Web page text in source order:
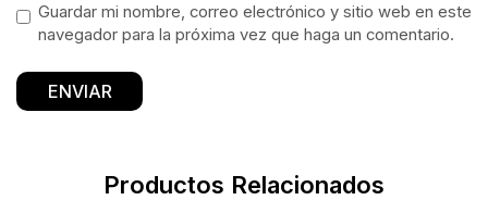
Guardar mi nombre, correo electrónico y sitio web en este
navegador para la próxima vez que haga un comentario.
Productos Relacionados